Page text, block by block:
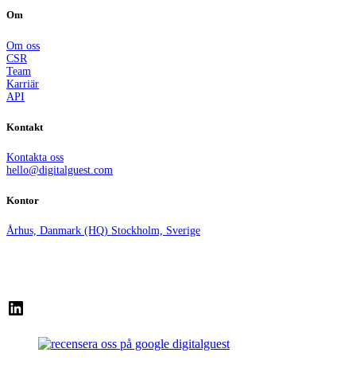
Om
Om oss
CSR
Team
Karriär
API
Kontakt
Kontakta oss
hello@digitalguest.com
Kontor
Århus, Danmark (HQ) Stockholm, Sverige
LinkedIn